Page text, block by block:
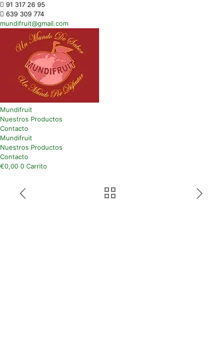
91 317 26 95
639 309 774
mundifruit@gmail.com
Mundifruit
Nuestros Productos
Contacto
Mundifruit
Nuestros Productos
Contacto
€0,00 0 Carrito